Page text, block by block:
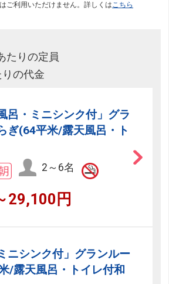
ご利用いただけません。詳しくはこちら
たりの定員
の代金
呂・ミニシンク付」グラ
ぎ(64平米/露天風呂・ト
2～6名
29,100円
ニシンク付」グランルー
/露天風呂・トイレ付和
・クーポンコードのご利用につ
、外国通貨、直接契約型宿泊プラン、土
当社が指定した商品が利用できません。